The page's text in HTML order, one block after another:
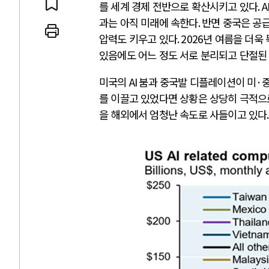
를 세계 경제 전반으로 확산시키고 있다.
과는 아직 미래에 속한다.반면 중국은 공
압력도 키우고 있다. 2026년 여름을 더욱
있음에도 어느 정도 서로 분리되고 단절
미국의 AI붐과 중국발 디플레이션이 미 ·
를 이끌고 있었다면 상황은 상당히 극적
을 해외에서 엄청난 속도로 사들이고 있다